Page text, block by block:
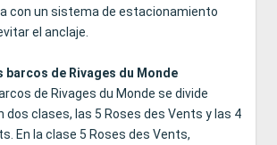
con un sistema de estacionamiento
el anclaje.
barcos de Rivages du Monde
de Rivages du Monde se divide
clases, las 5 Roses des Vents y las 4
En la clase 5 Roses des Vents,